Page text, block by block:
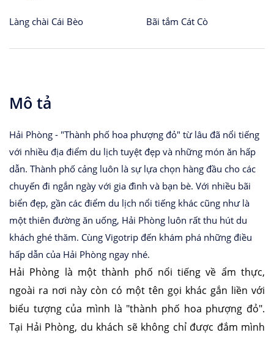
Làng chài Cái Bèo Bãi tắm Cát Cò
Mô tả
Hải Phòng - "Thành phố hoa phượng đỏ" từ lâu đã nổi tiếng
với nhiều địa điểm du lịch tuyệt đẹp và những món ăn hấp
dẫn. Thành phố cảng luôn là sự lựa chọn hàng đầu cho các
chuyến đi ngắn ngày với gia đình và bạn bè. Với nhiều bãi
biển đẹp, gần các điểm du lịch nổi tiếng khác cũng như là
một thiên đường ăn uống, Hải Phòng luôn rất thu hút du
khách ghé thăm. Cùng Vigotrip đến khám phá những điều
hấp dẫn của Hải Phòng ngay nhé.
Hải Phòng là một thành phố nổi tiếng về ẩm thực,
ngoài ra nơi này còn có một tên gọi khác gắn liền với
biểu tượng của mình là "thành phố hoa phượng đỏ".
Tại Hải Phòng, du khách sẽ không chỉ được đắm mình